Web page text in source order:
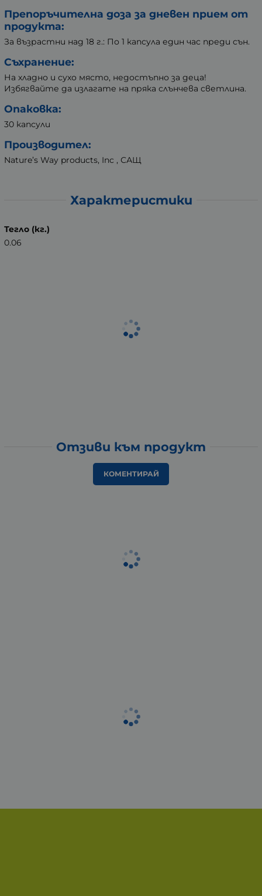
Препоръчителна доза за дневен прием от
продукта:
За възрастни над 18 г.: По 1 капсула един час преди сън.
Съхранение:
На хладно и сухо място, недостъпно за деца!
Избягвайте да излагате на пряка слънчева светлина.
Опаковка:
30 капсули
Производител:
Nature’s Way products, Inc , САЩ
Характеристики
Тегло (кг.)
0.06
Отзиви към продукт
КОМЕНТИРАЙ